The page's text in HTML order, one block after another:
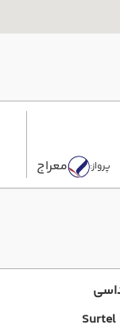
پرواز: معراج
Surtel